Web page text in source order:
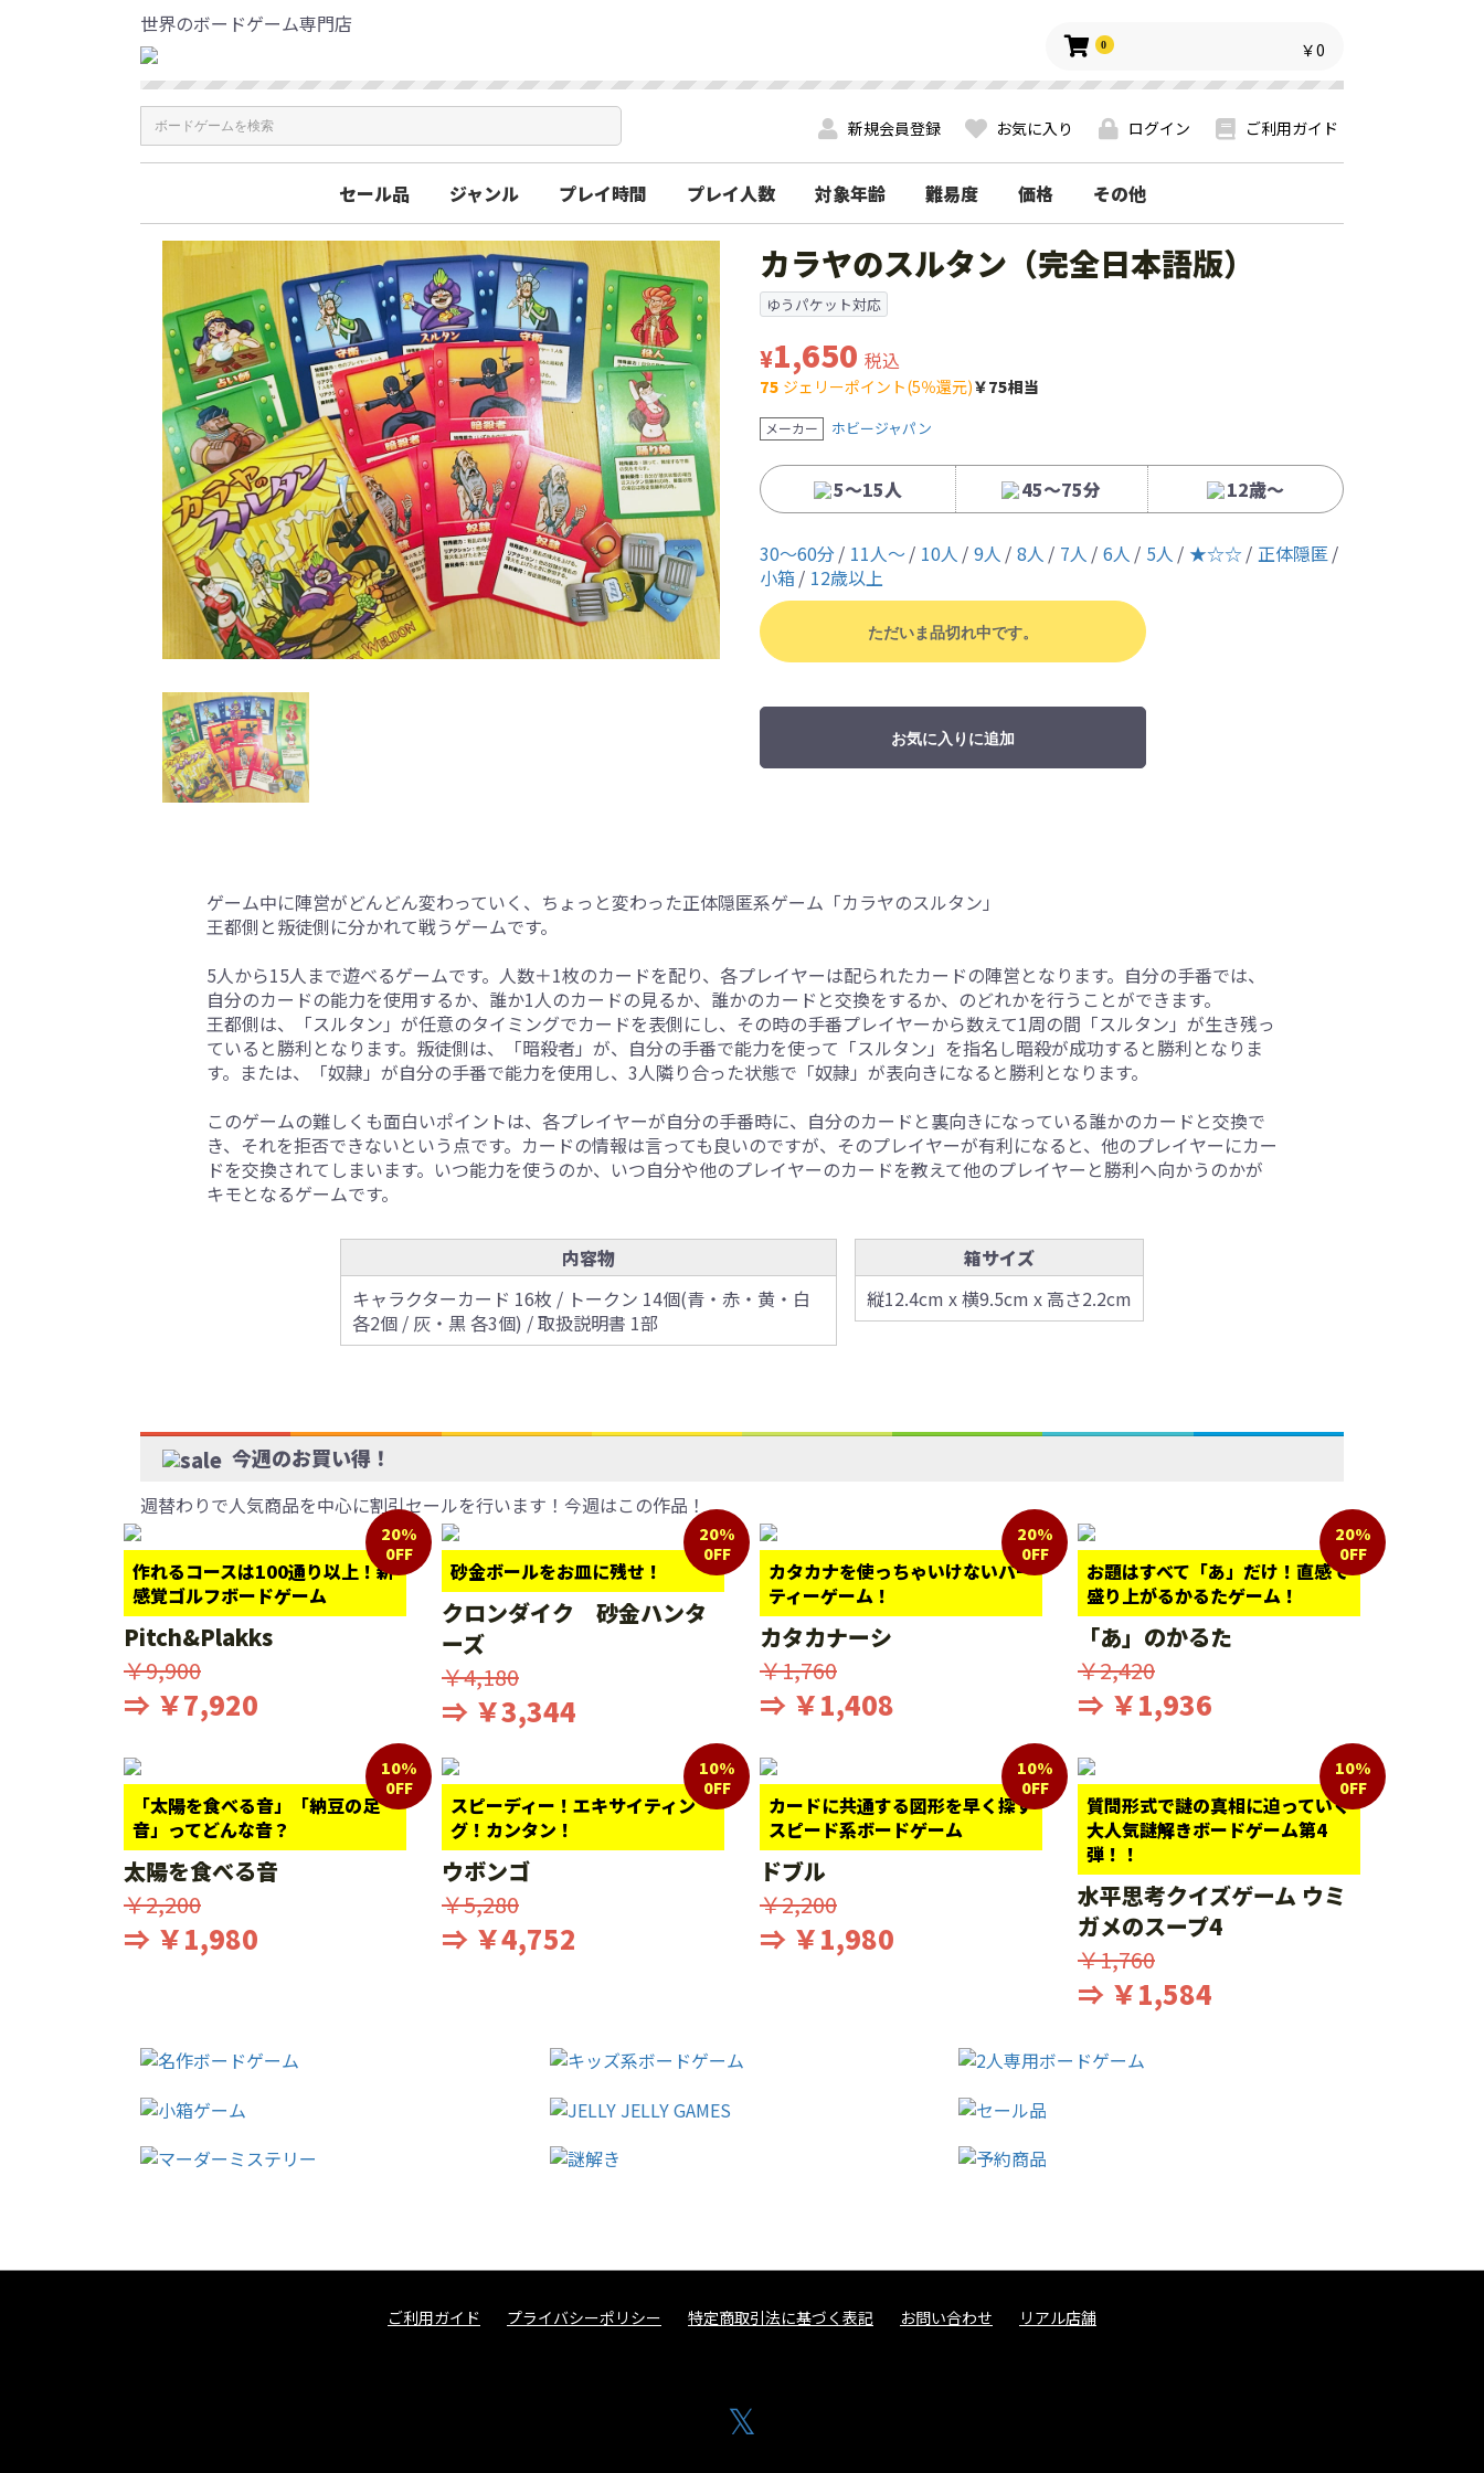
世界のボードゲーム専門店
0 ￥0
新規会員登録 お気に入り ログイン ご利用ガイド
セール品 ジャンル プレイ時間 プレイ人数 対象年齢 難易度 価格 その他
カラヤのスルタン（完全日本語版）
ゆうパケット対応
¥1,650 税込
75 ジェリーポイント(5％還元)￥75相当
メーカー ホビージャパン
5～15人 45～75分 12歳〜
30〜60分 11人〜 10人 9人 8人 7人 6人 5人 ★☆☆ 正体隠匿
小箱
12歳以上
ただいま品切れ中です。
お気に入りに追加
ゲーム中に陣営がどんどん変わっていく、ちょっと変わった正体隠匿系ゲーム「カラヤのスルタン」
王都側と叛徒側に分かれて戦うゲームです。
5人から15人まで遊べるゲームです。人数＋1枚のカードを配り、各プレイヤーは配られたカードの陣営となります。自分の手番では、
自分のカードの能力を使用するか、誰か1人のカードの見るか、誰かのカードと交換をするか、のどれかを行うことができます。
王都側は、「スルタン」が任意のタイミングでカードを表側にし、その時の手番プレイヤーから数えて1周の間「スルタン」が生き残っ
ていると勝利となります。叛徒側は、「暗殺者」が、自分の手番で能力を使って「スルタン」を指名し暗殺が成功すると勝利となりま
す。または、「奴隷」が自分の手番で能力を使用し、3人隣り合った状態で「奴隷」が表向きになると勝利となります。
このゲームの難しくも面白いポイントは、各プレイヤーが自分の手番時に、自分のカードと裏向きになっている誰かのカードと交換で
き、それを拒否できないという点です。カードの情報は言っても良いのですが、そのプレイヤーが有利になると、他のプレイヤーにカー
ドを交換されてしまいます。いつ能力を使うのか、いつ自分や他のプレイヤーのカードを教えて他のプレイヤーと勝利へ向かうのかが
キモとなるゲームです。
内容物
キャラクターカード 16枚 / トークン 14個(青・赤・黄・白
各2個 / 灰・黒 各3個) / 取扱説明書 1部
箱サイズ
縦12.4cm x 横9.5cm x 高さ2.2cm
今週のお買い得！
週替わりで人気商品を中心に割引セールを行います！今週はこの作品！
作れるコースは100通り以上！新
感覚ゴルフボードゲーム
20%
0FF
Pitch&Plakks
￥9,900
⇒ ￥7,920
砂金ボールをお皿に残せ！
20%
0FF
クロンダイク 砂金ハンタ
ーズ
￥4,180
⇒ ￥3,344
カタカナを使っちゃいけないパー
ティーゲーム！
20%
0FF
カタカナーシ
￥1,760
⇒ ￥1,408
お題はすべて「あ」だけ！直感で
盛り上がるかるたゲーム！
20%
0FF
「あ」のかるた
￥2,420
⇒ ￥1,936
「太陽を食べる音」「納豆の足
音」ってどんな音？
10%
0FF
太陽を食べる音
￥2,200
⇒ ￥1,980
スピーディー！エキサイティン
グ！カンタン！
10%
0FF
ウボンゴ
￥5,280
⇒ ￥4,752
カードに共通する図形を早く探す
スピード系ボードゲーム
10%
0FF
ドブル
￥2,200
⇒ ￥1,980
質問形式で謎の真相に迫っていく
大人気謎解きボードゲーム第4
弾！！
10%
0FF
水平思考クイズゲーム ウミ
ガメのスープ4
￥1,760
⇒ ￥1,584
ご利用ガイド プライバシーポリシー 特定商取引法に基づく表記 お問い合わせ リアル店舗
𝕏